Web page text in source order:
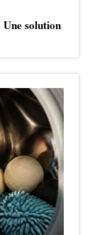
solution